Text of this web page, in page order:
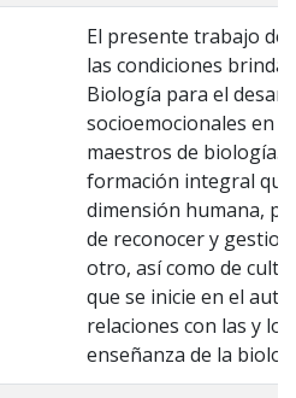
El presente trabajo de
las condiciones
Biología para el
socioemocionales en
maestros de biología.
formación integral
dimensión humana,
de reconocer y
otro, así como de
que se inicie en el
relaciones con las y
enseñanza de la